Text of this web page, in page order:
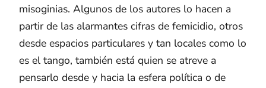
misoginias. Algunos de los autores lo hacen a
partir de las alarmantes cifras de femicidio, otros
desde espacios particulares y tan locales como lo
es el tango, también está quien se atreve a
pensarlo desde y hacia la esfera política o de